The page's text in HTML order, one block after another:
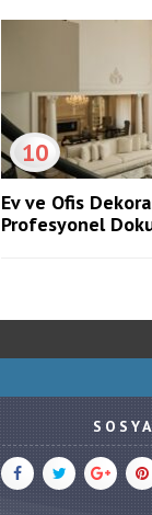
10
Ev ve Ofis
Profesyonel